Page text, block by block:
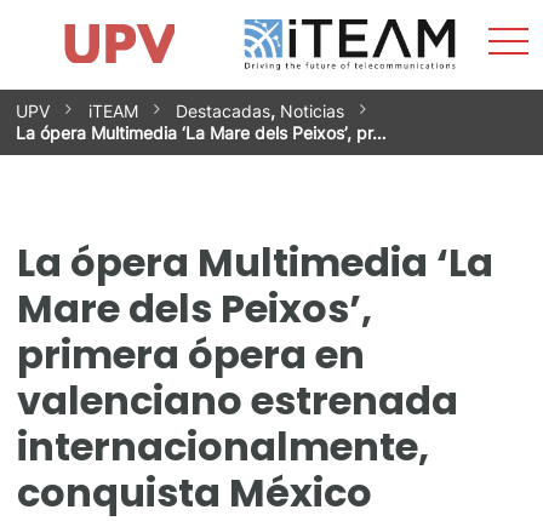
Saltar
contenido
Impacto
Grupos de investigación
Instalaciones
Spin-offs
Contacto
Prácticas
Noticias
Unidad de Igualdad
UPV iTEAM Destacadas, Noticias
La ópera Multimedia ‘La Mare dels Peixos’, pr…
La ópera Multimedia ‘La
Mare dels Peixos’,
primera ópera en
valenciano estrenada
internacionalmente,
conquista México